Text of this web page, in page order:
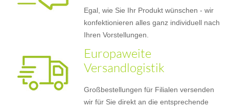
Egal, wie Sie Ihr Produkt wünschen - wir
konfektionieren alles ganz individuell nach
Ihren Vorstellungen.
Europaweite
Versandlogistik
Großbestellungen für Filialen versenden
wir für Sie direkt an die entsprechende